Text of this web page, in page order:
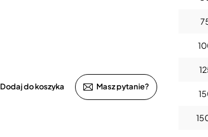
Dodaj do koszyka Masz pytanie?